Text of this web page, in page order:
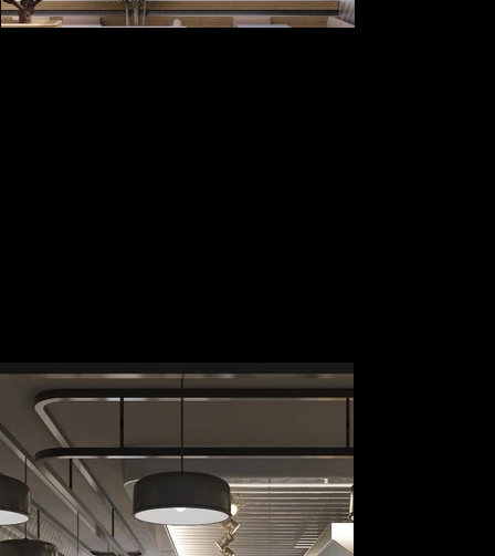
📍Deutschland/Ditzingen